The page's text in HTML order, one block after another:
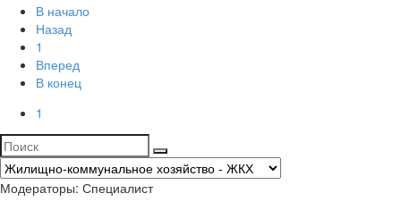
В начало
Назад
1
Вперед
В конец
1
Модераторы: Специалист